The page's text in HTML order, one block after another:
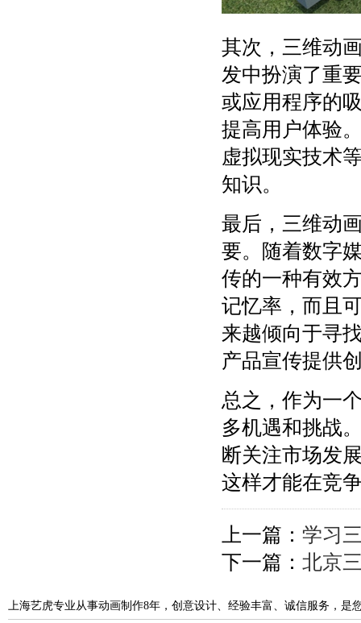
其次，三维动
发中扮演了重
或应用程序的
提高用户体验
虚拟现实技术
知识。
最后，三维动
要。随着数字
传的一种有效
记忆率，而且
来越倾向于寻
产品宣传提供
总之，作为一
多机遇和挑战
断关注市场发
这样才能在竞
上一篇： 学习
下一篇： 北京
上海艺虎专业从事动画制作8年，创意设计、经验丰富、诚信服务，是